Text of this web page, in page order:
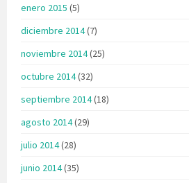
enero 2015 (5)
diciembre 2014(7)
noviembre 2014(25)
octubre 2014(32)
septiembre 2014(18)
agosto 2014(29)
julio 2014(28)
junio 2014(35)